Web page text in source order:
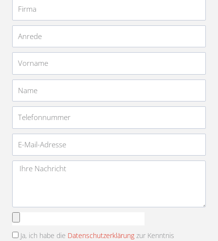
Mail-
Adresse
Nachricht
Anhang
Ja, ich habe die Datenschutzerklärung zur Kenntnis